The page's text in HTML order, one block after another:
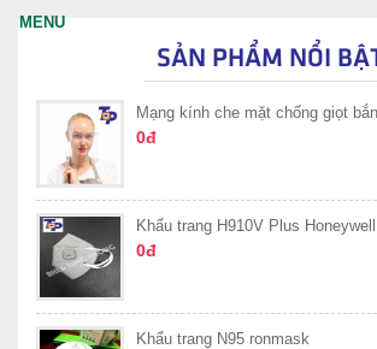
SẢN PHẨM NỔI
Mạng kính che mặt chống giọt bắn
0đ
Khẩu trang H910V Plus Honeywell
0đ
Khẩu trang N95 ronmask